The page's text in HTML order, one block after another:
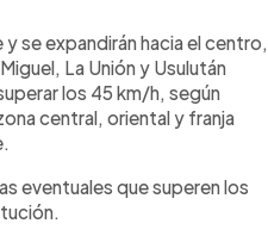
se expandirán hacia el centro,
La Unión y Usulután
los 45 km/h, según
central, oriental y franja
eventuales que superen los